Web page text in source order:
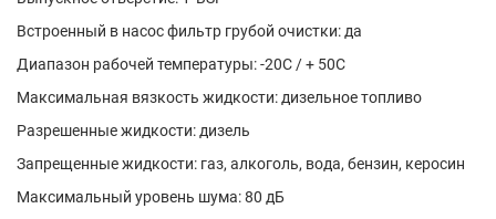
Встроенный в насос фильтр грубой очистки: да
Диапазон рабочей температуры: -20C / + 50С
Максимальная вязкость жидкости: дизельное топливо
Разрешенные жидкости: дизель
Запрещенные жидкости: газ, алкоголь, вода, бензин, керосин
Максимальный уровень шума: 80 дБ